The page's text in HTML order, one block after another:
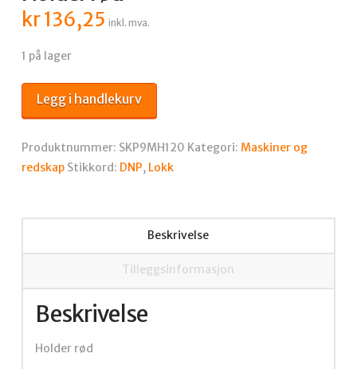
kr136,25 inkl. mva.
1 på lager
HolderLegg i handlekurv
Produktnummer: SKP9MH120 Kategori: Maskiner og
redskap Stikkord: DNP, Lokk
Beskrivelse
Tilleggsinformasjon
Beskrivelse
Holder rød